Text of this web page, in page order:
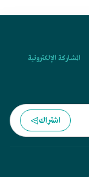
المشاركة الإلكترونية
اشتراك